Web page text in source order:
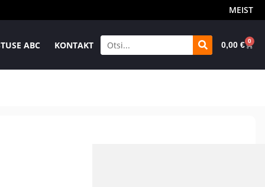
MEIST
ABC KONTAKT 0,00€ 0